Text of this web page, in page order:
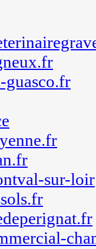
guasco.fr
sur-loir